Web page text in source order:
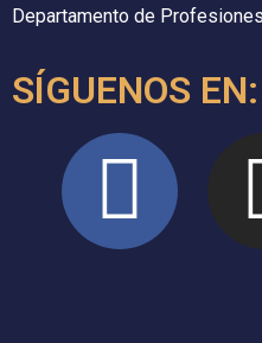
Departamento de
SÍGUENOS EN: